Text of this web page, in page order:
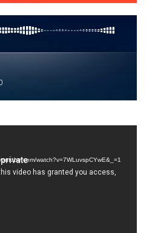
watch?v=7WLuvspCYwE&_=1